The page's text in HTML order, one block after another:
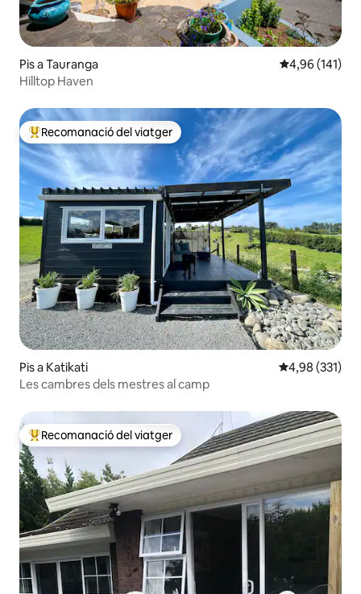
Pis a Tauranga 4,96 de
4,96 (141)
Hilltop Haven
Principals recomanacions dels viatgers
Recomanació del viatger
Pis a Katikati 4,98 de
4,98 (331)
Les cambres dels mestres al camp
Principals recomanacions dels viatgers
Recomanació del viatger